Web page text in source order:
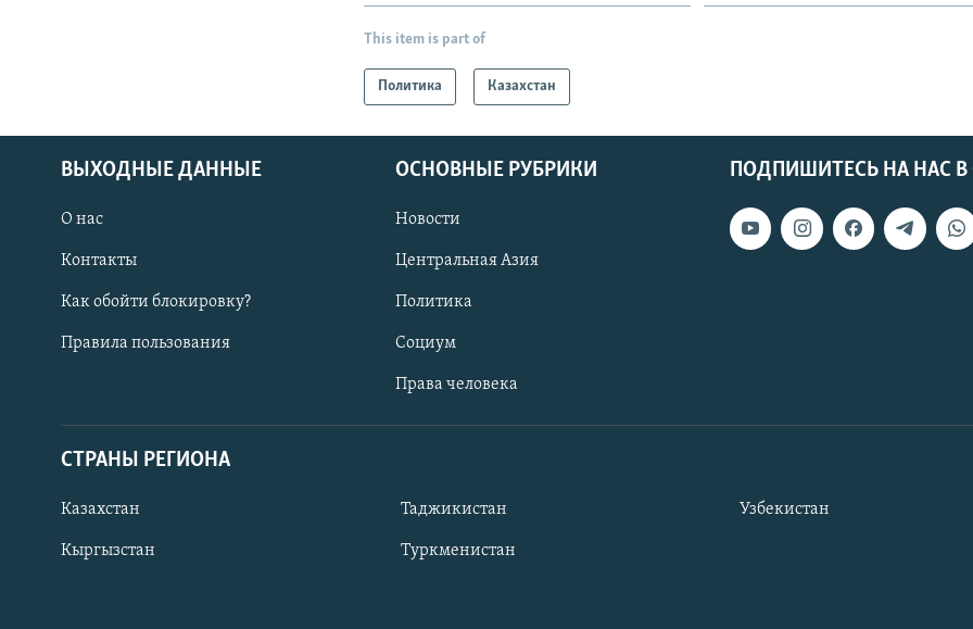
This item is part of
Политика Казахстан
ПОДПИШИТЕСЬ НА НАС В
ВЫХОДНЫЕ ДАННЫЕ
О нас
Контакты
Как обойти блокировку?
Правила пользования
ОСНОВНЫЕ РУБРИКИ
Новости
Центральная Азия
Политика
Социум
Права человека
СТРАНЫ РЕГИОНА
Казахстан
Кыргызстан
Таджикистан
Туркменистан
Узбекистан